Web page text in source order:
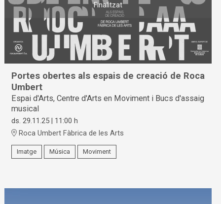
Finalitzat
Portes obertes als espais de creació de Roca
Umbert
Espai d'Arts, Centre d'Arts en Moviment i Bucs d'assaig
musical
ds. 29.11.25 | 11:00 h
Roca Umbert Fàbrica de les Arts
Imatge Música Moviment